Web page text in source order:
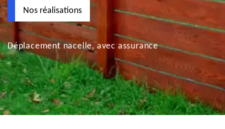
Nos réalisations
Déplacement nacelle, avec assurance